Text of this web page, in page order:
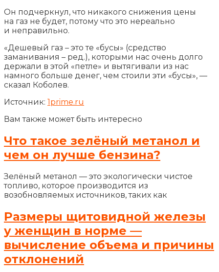
Он подчеркнул, что никакого снижения цены
на газ не будет, потому что это нереально
и неправильно.
«Дешевый газ – это те «бусы» (средство
заманивания – ред.), которыми нас очень долго
держали в этой «петле» и вытягивали из нас
намного больше денег, чем стоили эти «бусы», —
сказал Коболев.
Источник: 1prime.ru
Вам также может быть интересно
Что такое зелёный метанол и
чем он лучше бензина?
Зелёный метанол — это экологически чистое
топливо, которое производится из
возобновляемых источников, таких как
Размеры щитовидной железы
у женщин в норме —
вычисление объема и причины
отклонений